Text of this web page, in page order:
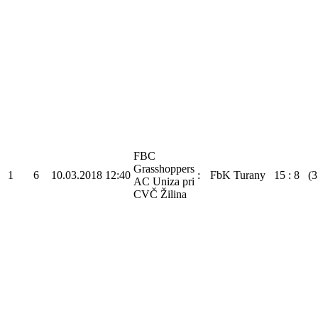
1 6 10.03.2018 12:40
FBC
Grasshoppers
AC Uniza pri
CVČ Žilina
: FbK Turany 15 : 8